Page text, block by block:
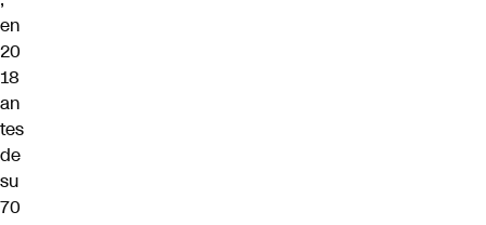
en
20
18
an
tes
de
su
70